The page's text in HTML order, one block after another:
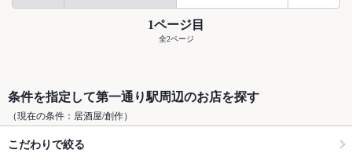
1ページ目
全2ページ
条件を指定して第一通り駅周辺のお店を探す
（現在の条件：居酒屋/創作）
こだわりで絞る